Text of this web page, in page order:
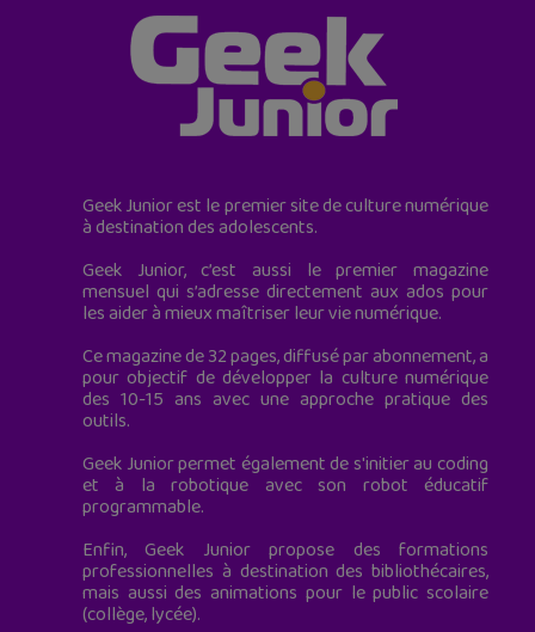
Geek Junior est le premier site de culture numérique
à destination des adolescents.
Geek Junior, c’est aussi le premier magazine
mensuel qui s’adresse directement aux ados pour
les aider à mieux maîtriser leur vie numérique.
Ce magazine de 32 pages, diffusé par abonnement, a
pour objectif de développer la culture numérique
des 10-15 ans avec une approche pratique des
outils.
Geek Junior permet également de s'initier au coding
et à la robotique avec son robot éducatif
programmable.
Enfin, Geek Junior propose des formations
professionnelles à destination des bibliothécaires,
mais aussi des animations pour le public scolaire
(collège, lycée).